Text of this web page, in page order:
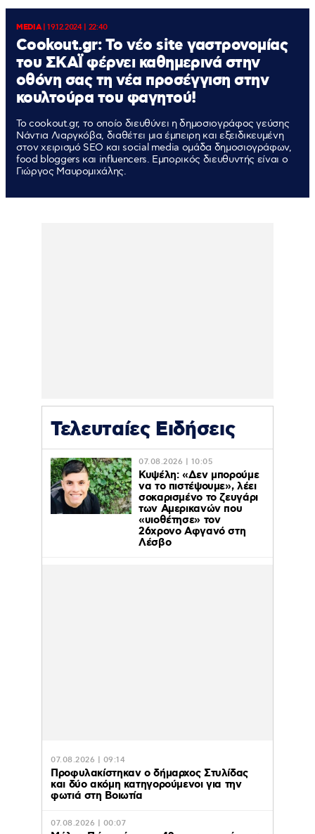
MEDIA|19.12.2024 | 22:40
Cookout.gr: Το νέο site γαστρονομίας
του ΣΚΑΪ φέρνει καθημερινά στην
οθόνη σας τη νέα προσέγγιση στην
κουλτούρα του φαγητού!
Το cookout.gr, το οποίο διευθύνει η δημοσιογράφος γεύσης
Νάντια Λιαργκόβα, διαθέτει μια έμπειρη και εξειδικευμένη
στον χειρισμό SEO και social media ομάδα δημοσιογράφων,
food bloggers και influencers. Εμπορικός διευθυντής είναι ο
Γιώργος Μαυρομιχάλης.
Τελευταίες Ειδήσεις
07.08.2026 | 10:05
Κυψέλη: «Δεν μπορούμε
να το πιστέψουμε», λέει
σοκαρισμένο το ζευγάρι
των Αμερικανών που
«υιοθέτησε» τον
26χρονο Αφγανό στη
Λέσβο
07.08.2026 | 09:14
Προφυλακίστηκαν ο δήμαρχος Στυλίδας
και δύο ακόμη κατηγορούμενοι για την
φωτιά στη Βοιωτία
07.08.2026 | 00:07